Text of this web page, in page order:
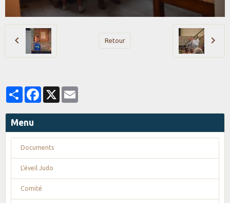
Retour
PartagerFacebook
X
Menu
Documents
L'éveil Judo
Comité